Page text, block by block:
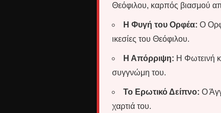
Θεόφιλου, καρπός βιασμού
Η Φυγή του Ορφέα: Ο
ικεσίες του Θεόφιλου.
Η Απόρριψη: Η Φωτεινή
συγγνώμη του.
Το Ερωτικό Δείπνο: Ο
χαρτιά του.